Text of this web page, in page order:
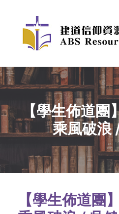
【學生佈道
乘風破浪
【學生佈道團